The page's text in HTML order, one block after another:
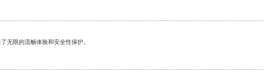
无限的流畅体验和安全性保护。